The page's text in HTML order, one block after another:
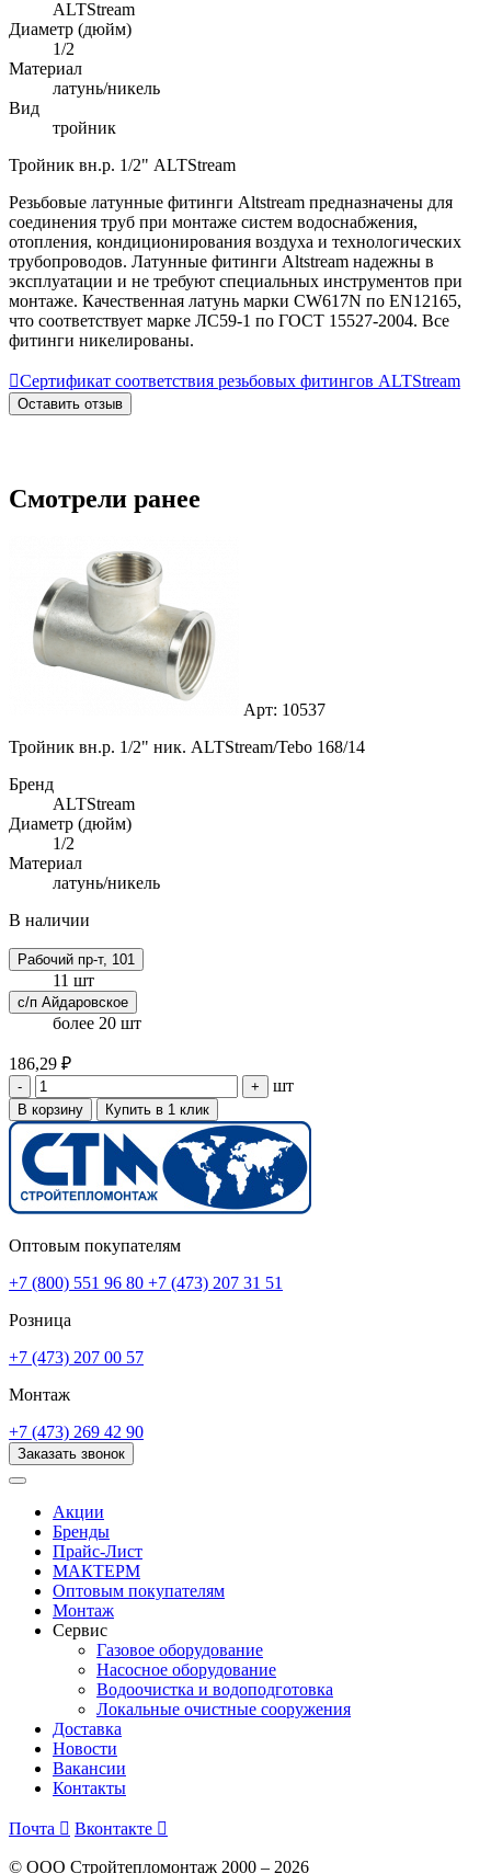
ALTStream
Диаметр (дюйм)
1/2
Материал
латунь/никель
Вид
тройник
Тройник вн.р. 1/2" ALTStream
Резьбовые латунные фитинги Altstream предназначены для
соединения труб при монтаже систем водоснабжения,
отопления, кондиционирования воздуха и технологических
трубопроводов. Латунные фитинги Altstream надежны в
эксплуатации и не требуют специальных инструментов при
монтаже. Качественная латунь марки CW617N по EN12165,
что соответствует марке ЛС59-1 по ГОСТ 15527-2004. Все
фитинги никелированы.
Сертификат соответствия резьбовых фитингов ALTStream
Оставить отзыв
Смотрели ранее
Арт: 10537
Тройник вн.р. 1/2" ник. ALTStream/Tebo 168/14
Бренд
ALTStream
Диаметр (дюйм)
1/2
Материал
латунь/никель
В наличии
Рабочий пр-т, 101
11 шт
с/п Айдаровское
более 20 шт
186,29 ₽
- + шт
В корзину Купить в 1 клик
Оптовым покупателям
+7 (800) 551 96 80 +7 (473) 207 31 51
Розница
+7 (473) 207 00 57
Монтаж
+7 (473) 269 42 90
Заказать звонок
Акции
Бренды
Прайс-Лист
МАКТЕРМ
Оптовым покупателям
Монтаж
Сервис
Газовое оборудование
Насосное оборудование
Водоочистка и водоподготовка
Локальные очистные сооружения
Доставка
Новости
Вакансии
Контакты
Почта  Вконтакте 
© ООО Стройтепломонтаж 2000 – 2026